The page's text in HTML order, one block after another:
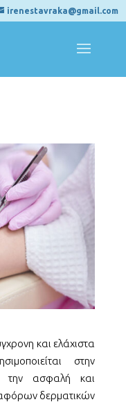
irenestavraka@gmail.com
και ελάχιστα
στην
την ασφαλή και
δερματικών